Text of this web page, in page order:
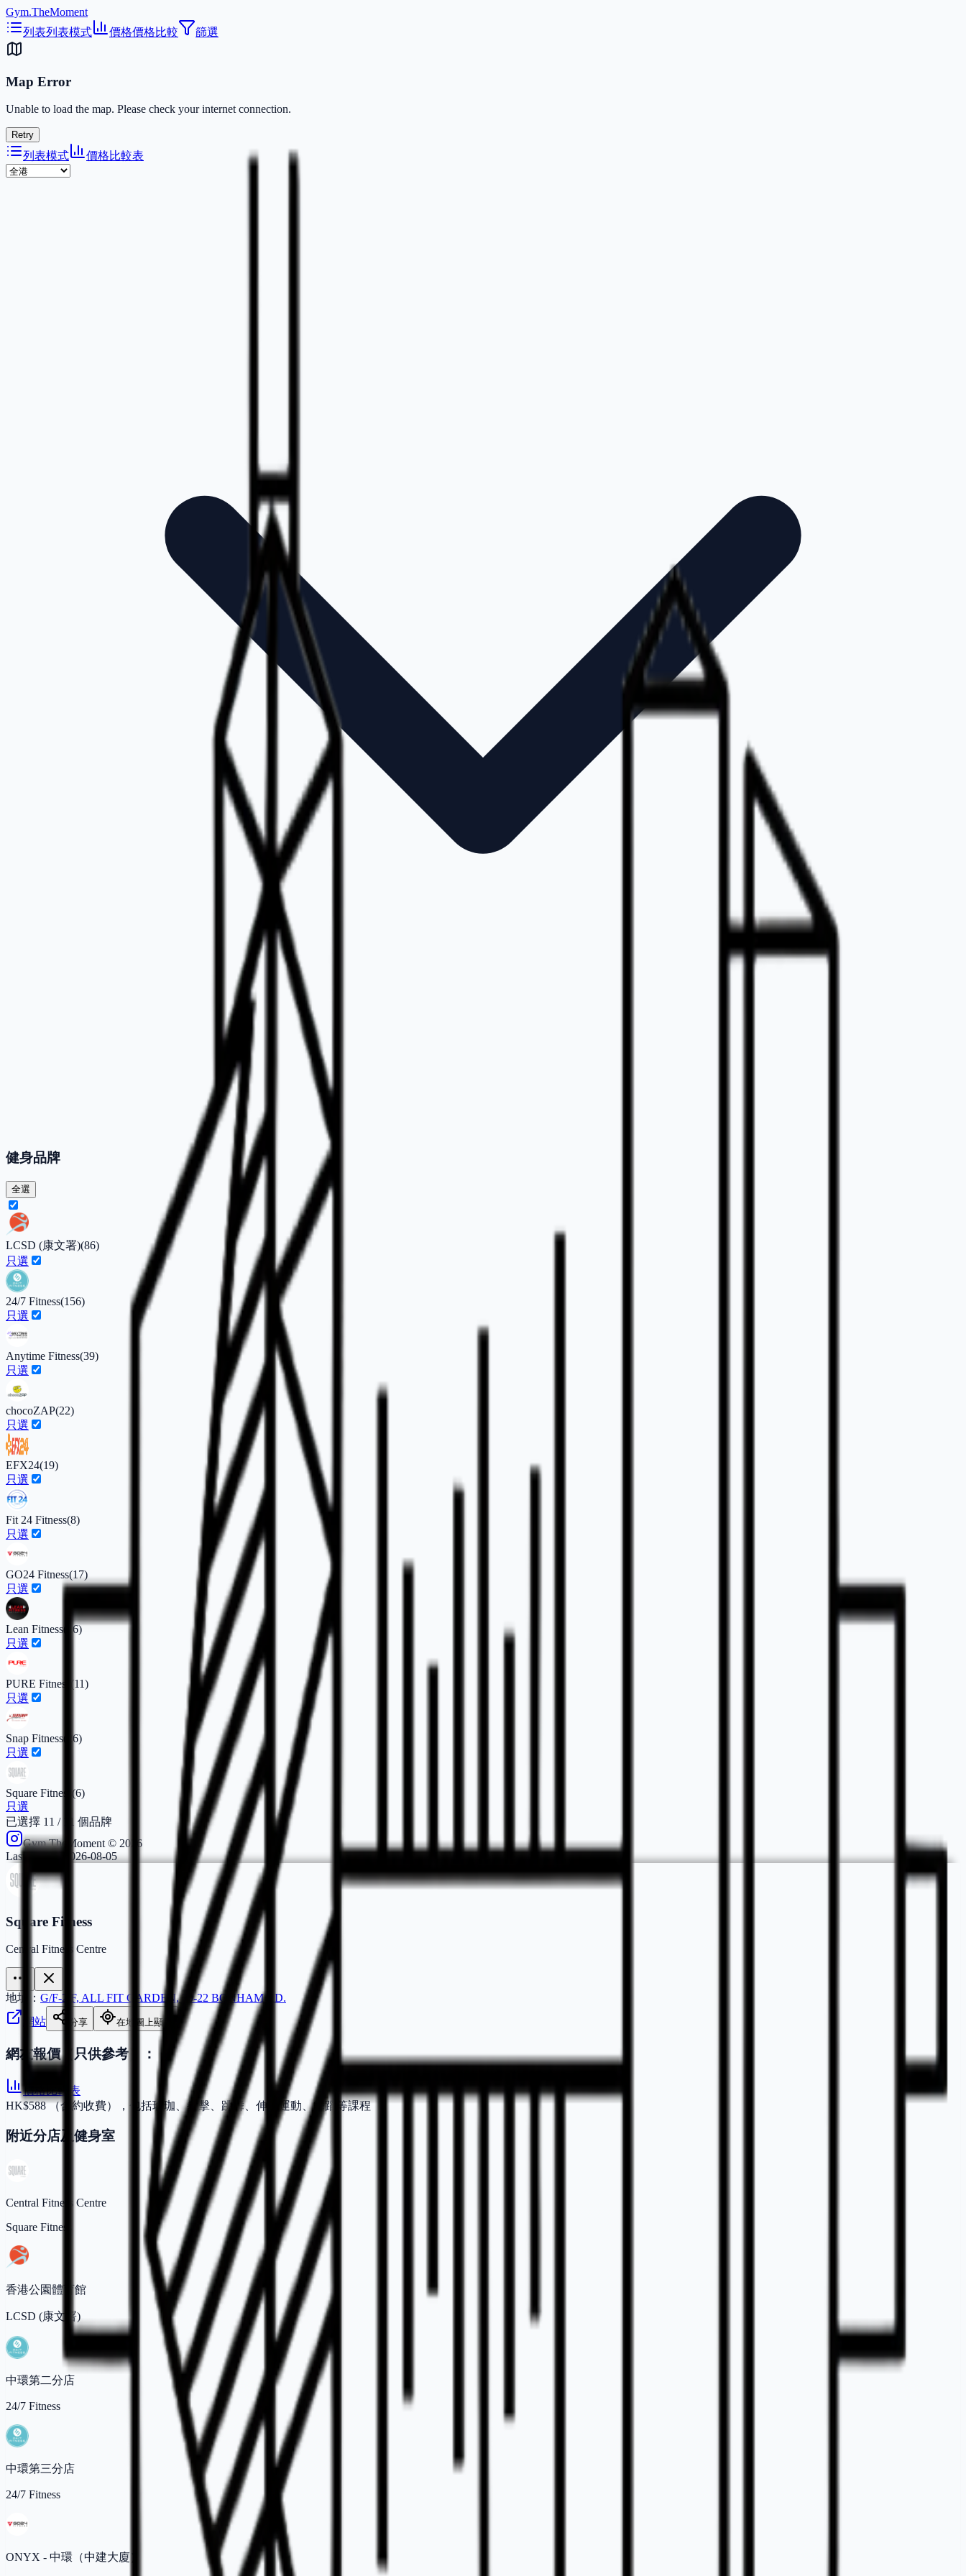
Gym.TheMoment
列表列表模式 價格價格比較 篩選
Map Error
Unable to load the map. Please check your internet connection.
Retry
列表模式 價格比較表
健身品牌
全選
LCSD (康文署)(86)
只選
24/7 Fitness(156)
只選
Anytime Fitness(39)
只選
chocoZAP(22)
只選
EFX24(19)
只選
Fit 24 Fitness(8)
只選
GO24 Fitness(17)
只選
Lean Fitness( 16)
只選
PURE Fitness (11)
只選
Snap Fitness( 26)
只選
Square Fitness (6)
只選
已選擇 11 /
個品牌
Gym.TheMoment © 2026
Last update:
2026-08-05
Square Fitness
Central Fitness Centre
地址： G/F-2/F, ALL FIT GARDEN, 20-22 BONHAM RD.
網站
分享 在地圖上顯示
網友報價（只供參考）：
價格比較表
HK$588 （合約收費），包括瑜珈、拳擊、跳舞、伸展運動、舞蹈等課程
附近分店及健身室
Central Fitness Centre
Square Fitness
香港公園體育館
LCSD (康文署)
中環第二分店
24/7 Fitness
中環第三分店
24/7 Fitness
ONYX - 中環（中建大廈）